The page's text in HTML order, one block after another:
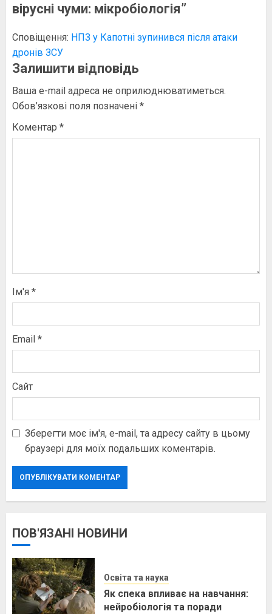
вірусні чуми: мікробіологія”
Сповіщення: НПЗ у Капотні зупинився після атаки
дронів ЗСУ
Залишити відповідь
Ваша e-mail адреса не оприлюднюватиметься.
Обов’язкові поля позначені *
Коментар *
Ім'я *
Email *
Сайт
Зберегти моє ім'я, e-mail, та адресу сайту в цьому
браузері для моїх подальших коментарів.
ПОВ'ЯЗАНІ НОВИНИ
Освіта та наука
Як спека впливає на навчання:
нейробіологія та поради